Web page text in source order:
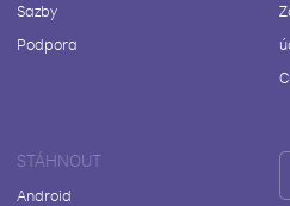
Sazby
Podpora
STÁHNOUT
Android